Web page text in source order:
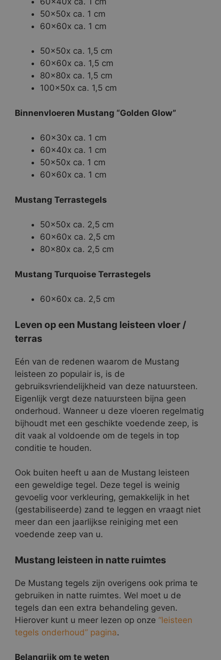
50x50x ca. 1 cm
60x60x ca. 1 cm
50x50x ca. 1,5 cm
60x60x ca. 1,5 cm
80x80x ca. 1,5 cm
100x50x ca. 1,5 cm
Binnenvloeren Mustang “Golden Glow”
60x30x ca. 1 cm
60x40x ca. 1 cm
50x50x ca. 1 cm
60x60x ca. 1 cm
Mustang Terrastegels
50x50x ca. 2,5 cm
60x60x ca. 2,5 cm
80x80x ca. 2,5 cm
Mustang Turquoise Terrastegels
60x60x ca. 2,5 cm
Leven op een Mustang leisteen vloer /
terras
Eén van de redenen waarom de Mustang
leisteen zo populair is, is de
gebruiksvriendelijkheid van deze natuursteen.
Eigenlijk vergt deze natuursteen bijna geen
onderhoud. Wanneer u deze vloeren regelmatig
bijhoudt met een geschikte voedende zeep, is
dit vaak al voldoende om de tegels in top
conditie te houden.
Ook buiten heeft u aan de Mustang leisteen
een geweldige tegel. Deze tegel is weinig
gevoelig voor verkleuring, gemakkelijk in het
(gestabiliseerde) zand te leggen en vraagt niet
meer dan een jaarlijkse reiniging met een
voedende zeep van u.
Mustang leisteen in natte ruimtes
De Mustang tegels zijn overigens ook prima te
gebruiken in natte ruimtes. Wel moet u de
tegels dan een extra behandeling geven.
Hierover kunt u meer lezen op onze “leisteen
tegels onderhoud” pagina.
Belangrijk om te weten